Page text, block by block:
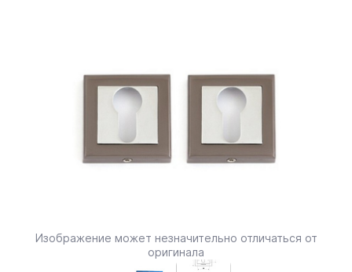
Изображение может незначительно отличаться от
оригинала